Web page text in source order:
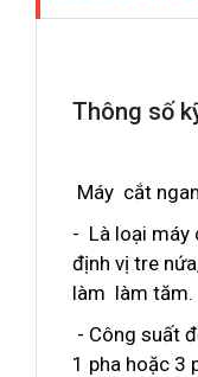
Thông số
Máy cắt
- Là loại máy
định vị tre
làm làm tăm.
- Công suất
1 pha hoặc 3